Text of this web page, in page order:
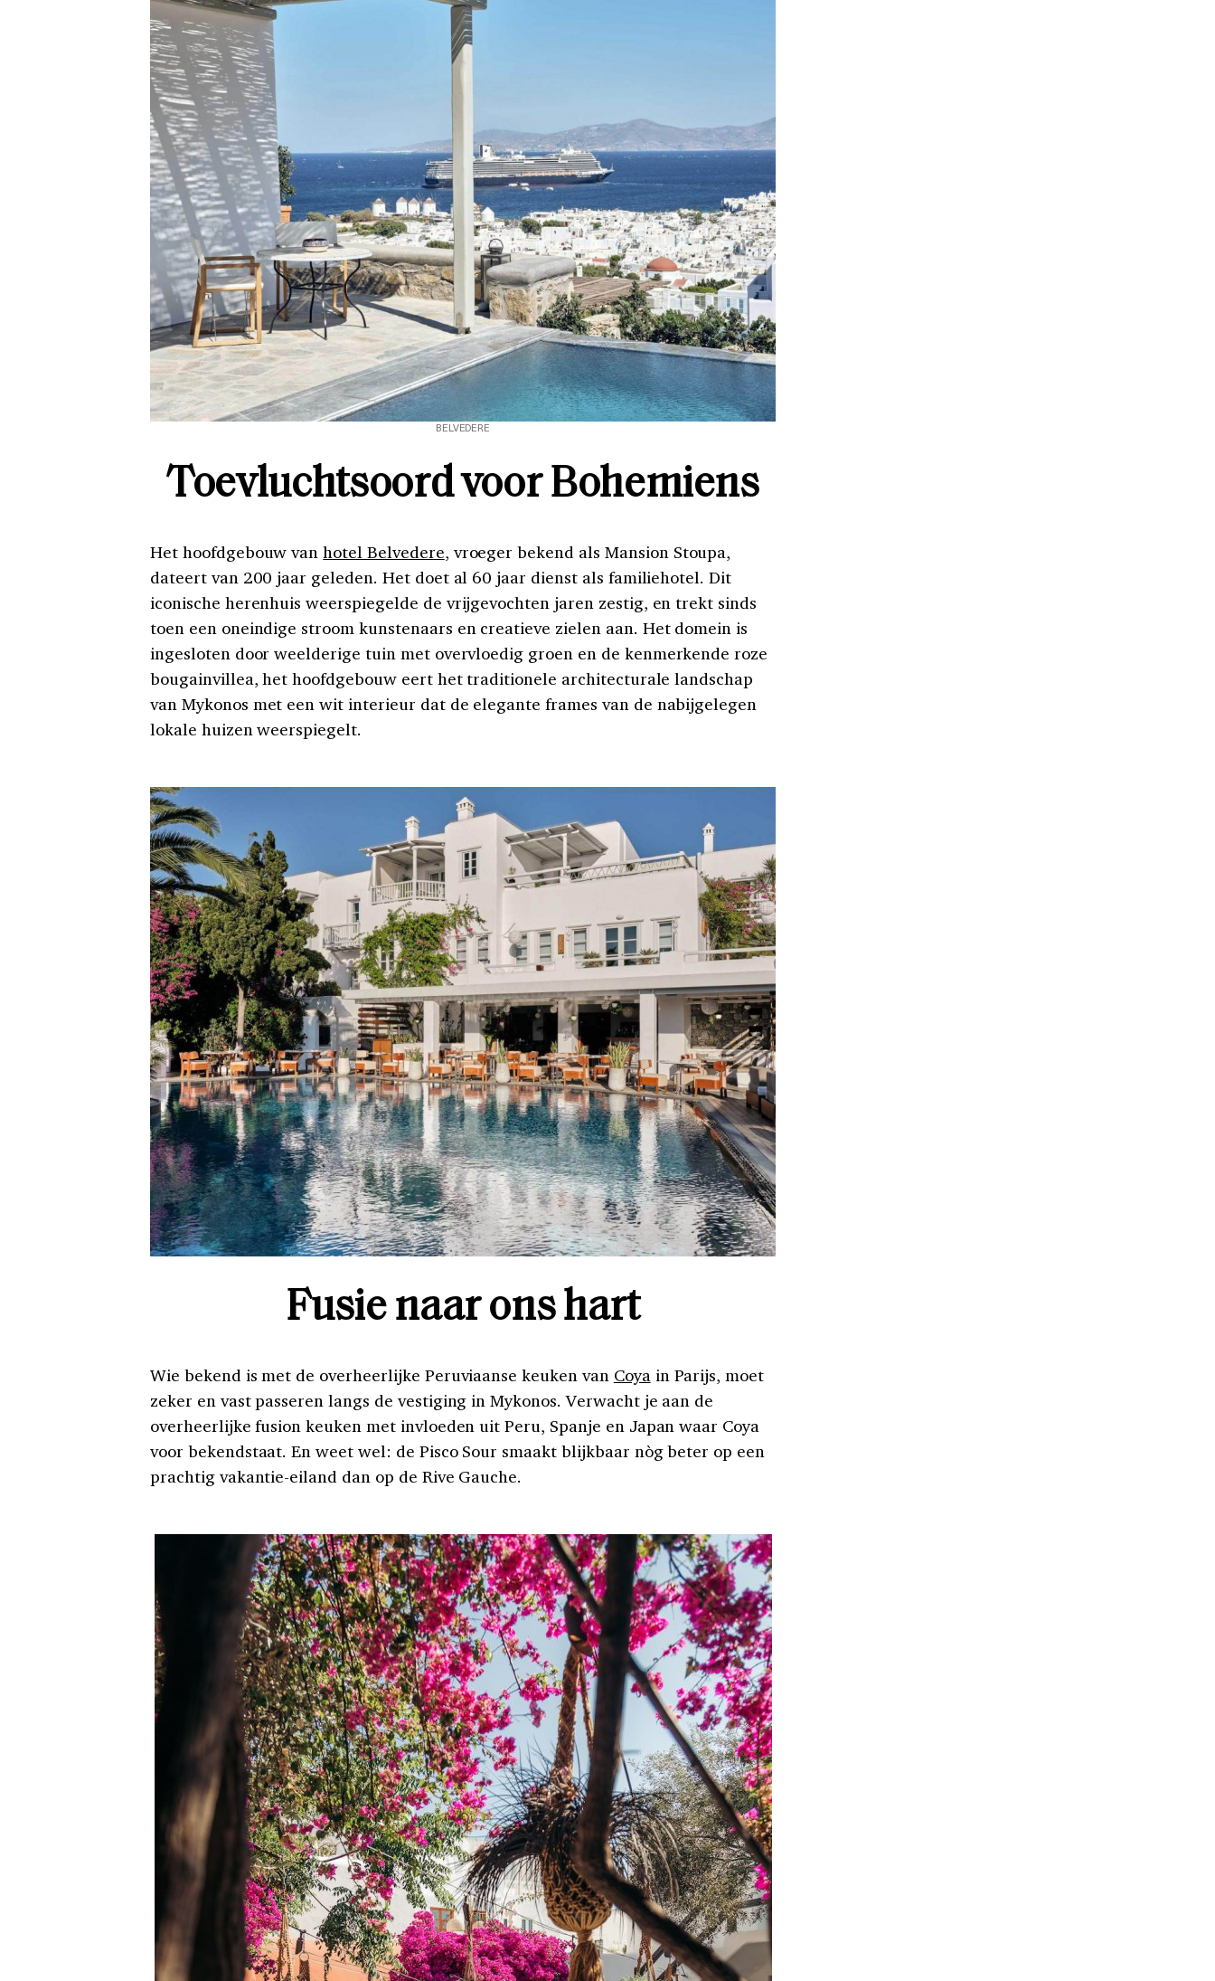
BELVEDERE
Toevluchtsoord voor Bohemiens
Het hoofdgebouw vanhotel Belvedere, vroeger bekend als Mansion Stoupa,
dateert van 200 jaar geleden. Het doet al 60 jaar dienst als familiehotel. Dit
iconische herenhuis weerspiegelde de vrijgevochten jaren zestig, en trekt sinds
toen een oneindige stroom kunstenaars en creatieve zielen aan. Het domein is
ingesloten door weelderige tuin met overvloedig groen en de kenmerkende roze
bougainvillea, het hoofdgebouw eert het traditionele architecturale landschap
van Mykonos met een wit interieur dat de elegante frames van de nabijgelegen
lokale huizen weerspiegelt.
Fusie naar ons hart
Wie bekend is met de overheerlijke Peruviaanse keuken van Coyain Parijs, moet
zeker en vast passeren langs de vestiging in Mykonos. Verwacht je aan de
overheerlijke fusion keuken met invloeden uit Peru, Spanje en Japan waar Coya
voor bekendstaat. En weet wel: de Pisco Sour smaakt blijkbaar nòg beter op een
prachtig vakantie-eiland dan op de Rive Gauche.